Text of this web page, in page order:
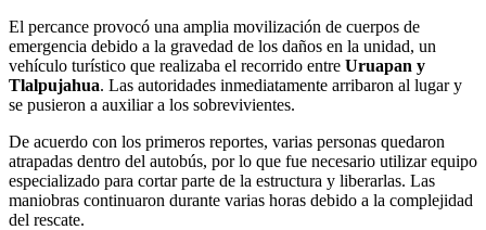
El percance provocó una amplia movilización de cuerpos de
emergencia debido a la gravedad de los daños en la unidad, un
vehículo turístico que realizaba el recorrido entre Uruapan y
Tlalpujahua. Las autoridades inmediatamente arribaron al lugar y
se pusieron a auxiliar a los sobrevivientes.
De acuerdo con los primeros reportes, varias personas quedaron
atrapadas dentro del autobús, por lo que fue necesario utilizar equipo
especializado para cortar parte de la estructura y liberarlas. Las
maniobras continuaron durante varias horas debido a la complejidad
del rescate.